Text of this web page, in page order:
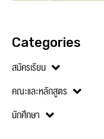
Categories
สมัครเรียน
คณะและหลักสูตร
นักศึกษา